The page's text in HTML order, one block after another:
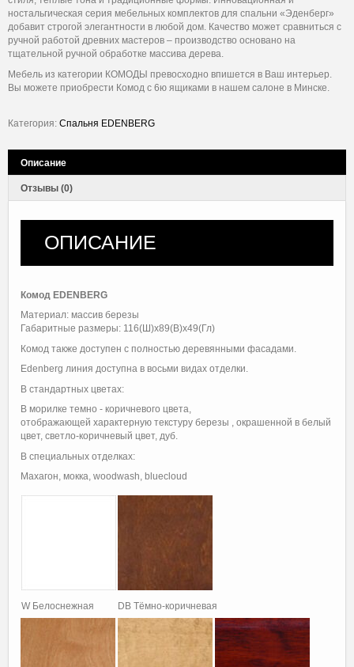
ностальгическая серия мебельных комплектов для спальни «Эденберг»
добавит строгой элегантности в любой дом. Качество может сравниться с
ручной работой древних мастеров – производство основано на
тщательной ручной обработке массива дерева.
Мебель из категории КОМОДЫ превосходно впишется в Ваш интерьер.
Вы можете приобрести Комод с 6ю ящиками в нашем салоне в Минске.
Категория: Спальня EDENBERG
Описание
Отзывы (0)
ОПИСАНИЕ
Комод EDENBERG
Материал: массив березы
Габаритные размеры: 116(Ш)х89(В)х49(Гл)
Комод также доступен с полностью деревянными фасадами.
Edenberg линия доступна в восьми видах отделки.
В стандартных цветах:
В морилке темно - коричневого цвета,
отображающей характерную текстуру березы , окрашенной в белый
цвет, светло-коричневый цвет, дуб.
В специальных отделках:
Махагон, мокка, woodwash, bluecloud
W Белоснежная DB Тëмно-коричневая